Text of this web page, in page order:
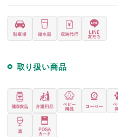
取り扱い商品